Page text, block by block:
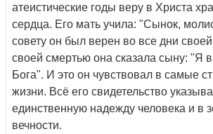
атеистические годы веру в Христа
сердца. Его мать учила: "Сынок,
совету он был верен во все дни
своей смертью она сказала сыну: "Я
Бога". И это он чувствовал в самые
жизни. Всё его свидетельство
единственную надежду человека и в
вечности.